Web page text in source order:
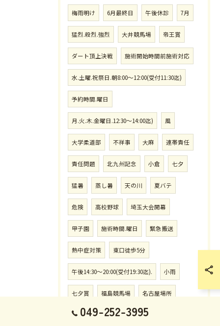
梅雨明け 6月最終日 午後休診 7月
猛烈.殺烈.強烈 大井競馬場 帝王賞
ダート頂上決戦 施術開始時間前施術対応
水.土曜.祝祭日.朝8:00〜12:00(受付11:30迄)
予約時間.曜日
月.火.木.金曜日.12:30〜14:00迄) 風
大学柔道部 不祥事 大麻 連帯責任
責任問題 北九州記念 小倉 七夕
猛暑 蒸し暑 天の川 夏バテ
危険 高校野球 埼玉大会開幕
甲子園 施術時間.曜日 緊急搬送
熱中症対策 東口徒歩5分
午後14:30〜20:00(受付19:30迄). 小雨
七夕賞 福島競馬場 名古屋場所
初日 新横綱 予約.施術時間.曜日
049-252-3995